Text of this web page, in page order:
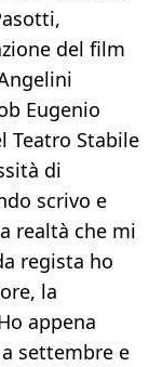
del film
Eugenio
Teatro Stabile
di
scrivo e
realtà che mi
regista ho
la
appena
settembre e